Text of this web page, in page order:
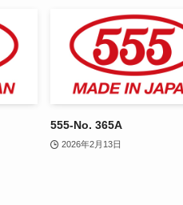
555-No. 365A
2026年2月13日